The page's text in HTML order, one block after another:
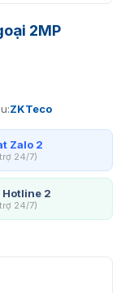
2MP
ZKTeco
Zalo 2
24/7)
Hotline 2
24/7)